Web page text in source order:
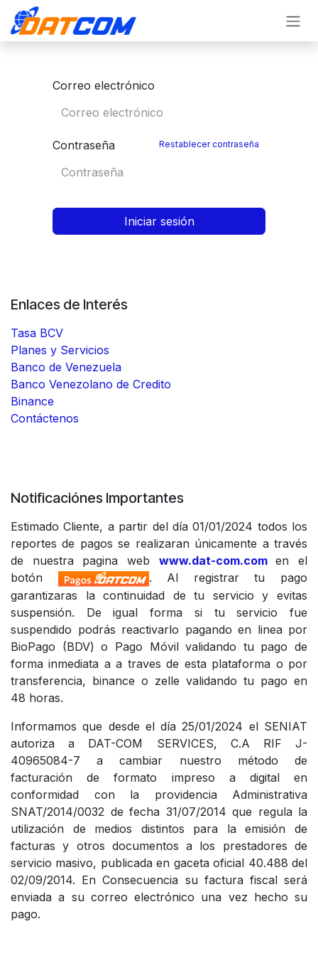
Ir al contenido
Correo electrónico
Contraseña Restablecer contraseña
Iniciar sesión
Enlaces de Interés
Tasa BCV
Planes y Servicios
Banco de Venezuela
Banco Venezolano de Credito
Binance
Contáctenos
Notificaciónes Importantes
Estimado Cliente, a partir del día 01/01/2024 todos los
reportes de pagos se realizaran únicamente a través
de nuestra pagina web www.dat-com.comen el
botón
. Al registrar tu pago
garantizaras la continuidad de tu servicio y evitas
suspensión. De igual forma si tu servicio fue
suspendido podrás reactivarlo pagando en linea por
BioPago (BDV) o Pago Móvil validando tu pago de
forma inmediata a a traves de esta plataforma o por
transferencia, binance o zelle validando tu pago en
48 horas.
Informamos que desde el día 25/01/2024 el SENIAT
autoriza a DAT-COM SERVICES, C.A RIF J-
40965084-7 a cambiar nuestro método de
facturación de formato impreso a digital en
conformidad con la providencia Administrativa
SNAT/2014/0032 de fecha 31/07/2014 que regula la
utilización de medios distintos para la emisión de
facturas y otros documentos a los prestadores de
servicio masivo, publicada en gaceta oficial 40.488 del
02/09/2014. En Consecuencia su factura fiscal será
enviada a su correo electrónico una vez hecho su
pago.